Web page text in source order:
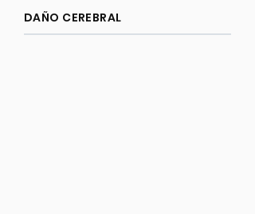
DAÑO CEREBRAL